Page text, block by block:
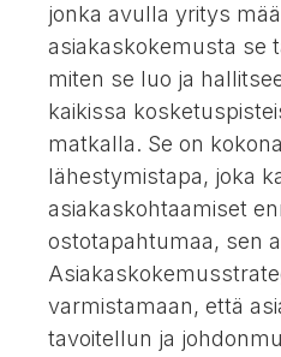
jonka avulla yritys
asiakaskokemusta se
miten se luo ja
kaikissa
matkalla. Se on
lähestymistapa, joka
asiakaskohtaamiset
ostotapahtumaa, sen
varmistamaan, että
tavoitellun ja